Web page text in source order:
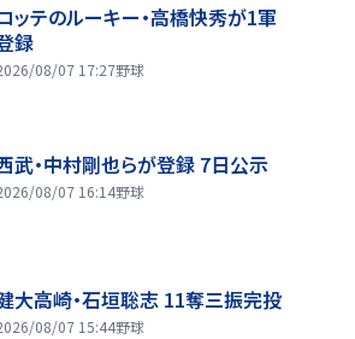
ッテのルーキー・高橋快秀が1軍
録
08/07 17:27野球
武・中村剛也らが登録 7日公示
08/07 16:14野球
大高崎・石垣聡志 11奪三振完投
08/07 15:44野球